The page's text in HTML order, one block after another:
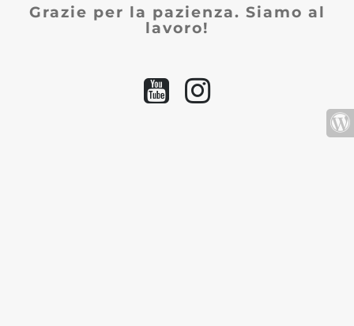
Grazie per la pazienza. Siamo al
lavoro!